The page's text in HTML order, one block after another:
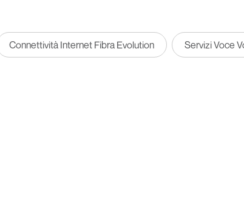
Connettività Internet Fibra Evolution Servizi Voce